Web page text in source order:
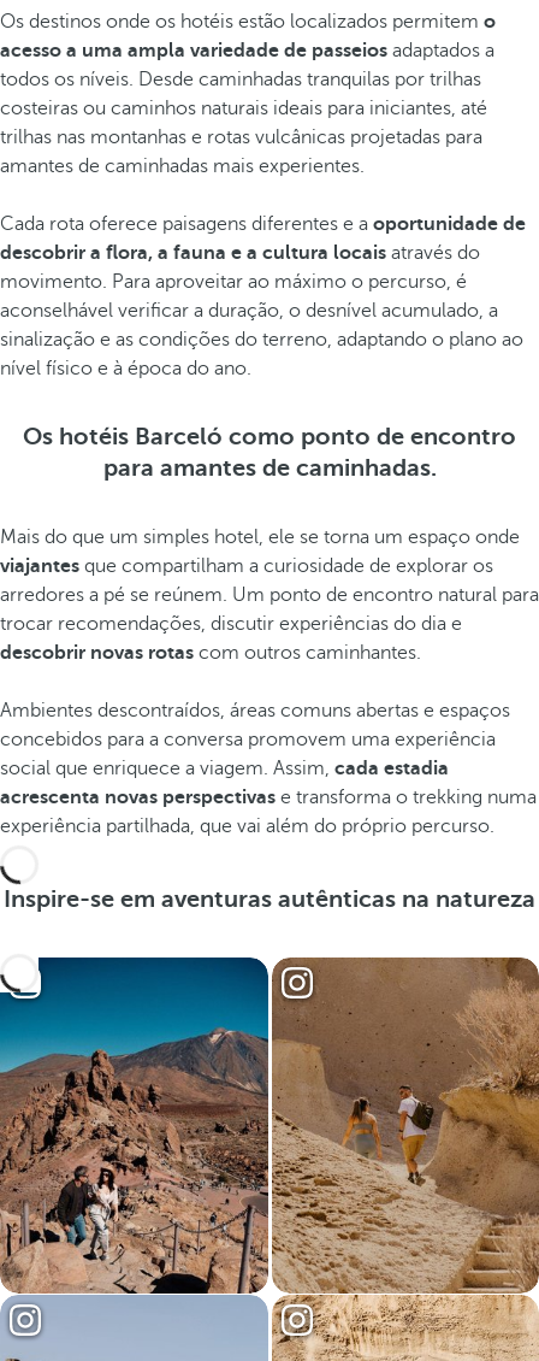
Os destinos onde os hotéis estão localizados permitem o
acesso a uma ampla variedade de passeios adaptados a
todos os níveis. Desde caminhadas tranquilas por trilhas
costeiras ou caminhos naturais ideais para iniciantes, até
trilhas nas montanhas e rotas vulcânicas projetadas para
amantes de caminhadas mais experientes.
Cada rota oferece paisagens diferentes e a oportunidade de
descobrir a flora, a fauna e a cultura locais através do
movimento. Para aproveitar ao máximo o percurso, é
aconselhável verificar a duração, o desnível acumulado, a
sinalização e as condições do terreno, adaptando o plano ao
nível físico e à época do ano.
Os hotéis Barceló como ponto de encontro
para amantes de caminhadas.
Mais do que um simples hotel, ele se torna um espaço onde
viajantes que compartilham a curiosidade de explorar os
arredores a pé se reúnem. Um ponto de encontro natural para
trocar recomendações, discutir experiências do dia e
descobrir novas rotas com outros caminhantes.
Ambientes descontraídos, áreas comuns abertas e espaços
concebidos para a conversa promovem uma experiência
social que enriquece a viagem. Assim, cada estadia
acrescenta novas perspectivas e transforma o trekking numa
experiência partilhada, que vai além do próprio percurso.
Inspire-se em aventuras autênticas na natureza